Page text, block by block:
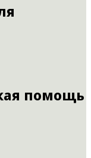
помощь